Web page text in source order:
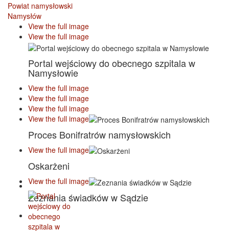
Powiat namysłowski
Namysłów
View the full image
View the full image
Portal wejściowy do obecnego szpitala w
Namysłowie
View the full image
View the full image
View the full image
View the full image
Proces Bonifratrów namysłowskich
View the full image
Oskarżeni
View the full image
Zeznania świadków w Sądzie